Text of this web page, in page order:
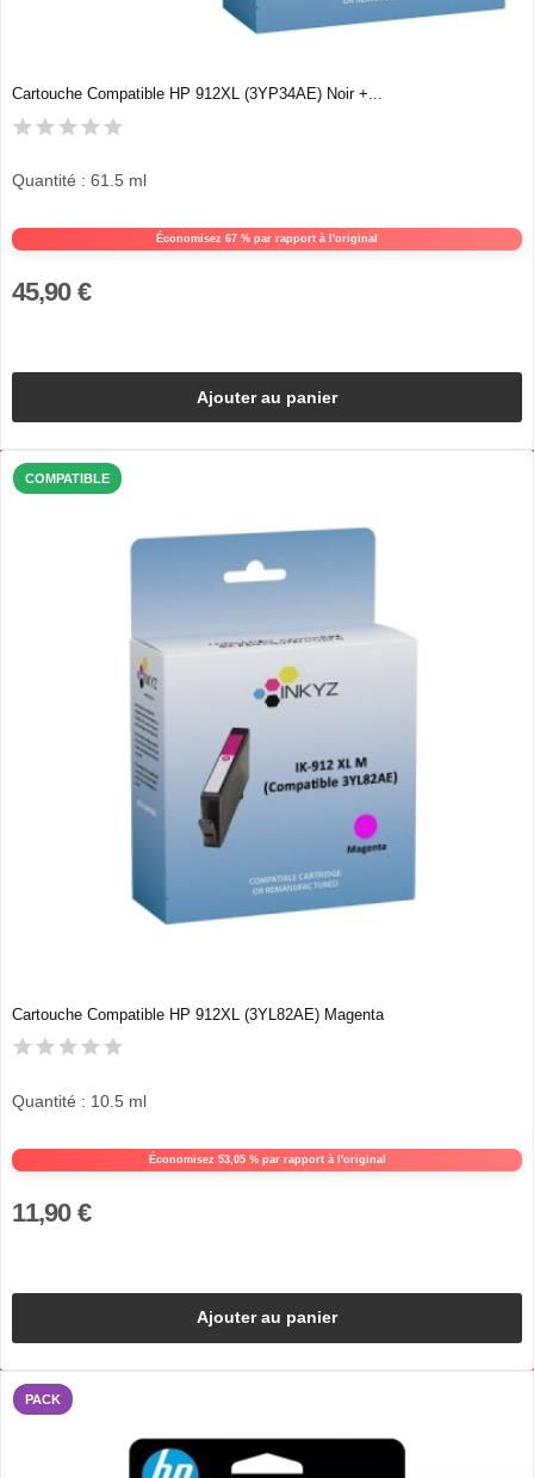
Cartouche Compatible HP 912XL (3YP34AE) Noir +...
Économisez 67 % par rapport à l'original
Quantité : 61.5 ml
45,90 €
Ajouter au panier
COMPATIBLE
Cartouche Compatible HP 912XL (3YL82AE) Magenta
Économisez 53,05 % par rapport à l'original
Quantité : 10.5 ml
11,90 €
Ajouter au panier
PACK